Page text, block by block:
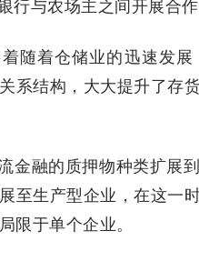
与农场主之间开展合作
随着仓储业的迅速发
系结构，大大提升了存
金融的质押物种类扩展
至生产型企业，在这一
限于单个企业。